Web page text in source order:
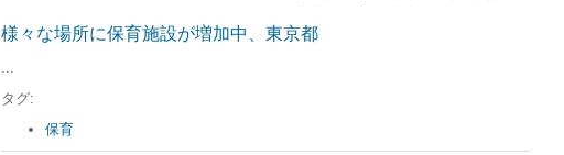
様々な場所に保育施設が増加中、東京都
...
タグ:
保育